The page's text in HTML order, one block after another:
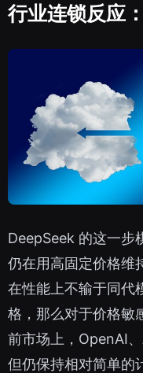
行业连锁反应
DeepSeek 的这一步
仍在用高固定价格维
在性能上不输于同代
格，那么对于价格敏
前市场上，OpenAI
但仍保持相对简单的